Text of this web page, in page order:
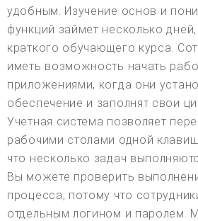
удобным. Изучение основ и
функций займет несколько
краткого обучающего курса.
иметь возможность начать
приложениями, когда они
обеспечение и заполнят свои
Учетная система позволяет
рабочими столами одной
что несколько задач
Вы можете проверить
процесса, потому что
отдельным логином и паролем.